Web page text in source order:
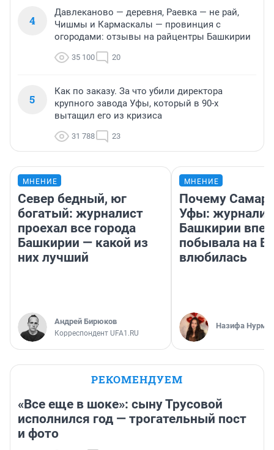
4
Давлеканово — деревня, Раевка — не рай,
Чишмы и Кармаскалы — провинция с
огородами: отзывы на райцентры Башкирии
35 100 20
5
Как по заказу. За что убили директора
крупного завода Уфы, который в 90-х
вытащил его из кризиса
31 788 23
МНЕНИЕ
Север бедный, юг
богатый: журналист
проехал все города
Башкирии — какой из
них лучший
Андрей Бирюков
Корреспондент UFA1.RU
МНЕНИЕ
Почему
Уфы:
Башкирии
побывала на
влюбилась
Назифа
РЕКОМЕНДУЕМ
«Все еще в шоке»: сыну Трусовой
исполнился год — трогательный пост
и фото